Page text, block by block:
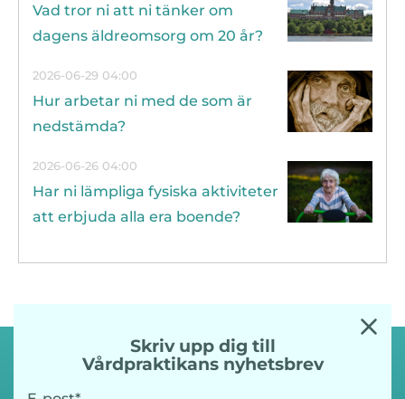
Vad tror ni att ni tänker om
dagens äldreomsorg om 20 år?
2026-06-29 04:00
Hur arbetar ni med de som är
nedstämda?
2026-06-26 04:00
Har ni lämpliga fysiska aktiviteter
att erbjuda alla era boende?
Skriv upp dig till
Vårdpraktikans nyhetsbrev